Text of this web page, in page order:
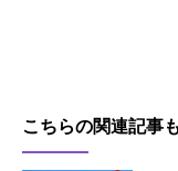
こちらの関連記事